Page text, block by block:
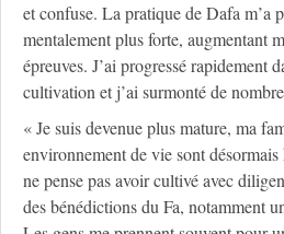
et confuse. La pratique de Dafa m’a
mentalement plus forte, augmentant
épreuves. J’ai progressé rapidement
cultivation et j’ai surmonté de
« Je suis devenue plus mature, ma
environnement de vie sont
ne pense pas avoir cultivé avec
des bénédictions du Fa, notamment